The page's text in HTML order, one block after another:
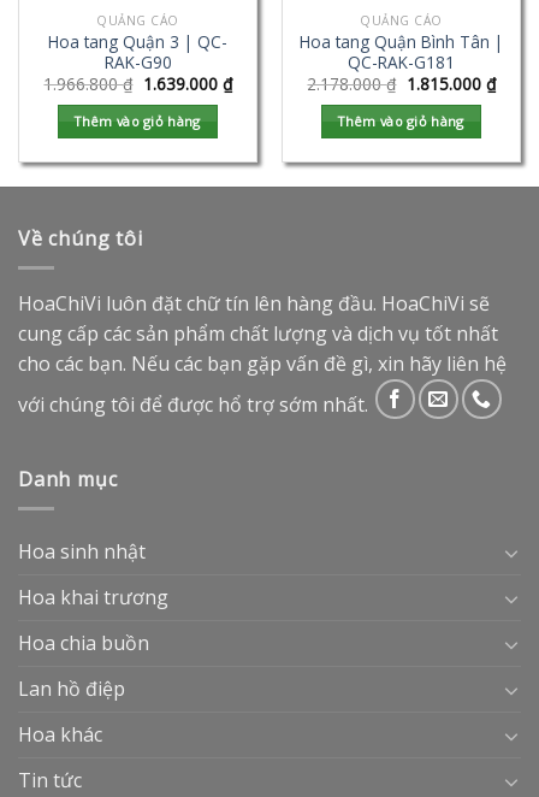
QUẢNG CÁO
Hoa tang Quận 3 | QC-
RAK-G90
1.966.800₫ 1.639.000 ₫
Thêm vào giỏ hàng
QUẢNG CÁO
Hoa tang Quận Bình Tân |
QC-RAK-G181
2.178.000₫ 1.815.000 ₫
Thêm vào giỏ hàng
Về chúng tôi
HoaChiVi luôn đặt chữ tín lên hàng đầu. HoaChiVi sẽ
cung cấp các sản phẩm chất lượng và dịch vụ tốt nhất
cho các bạn. Nếu các bạn gặp vấn đề gì, xin hãy liên hệ
với chúng tôi để được hổ trợ sớm nhất.
Danh mục
Hoa sinh nhật
Hoa khai trương
Hoa chia buồn
Lan hồ điệp
Hoa khác
Tin tức